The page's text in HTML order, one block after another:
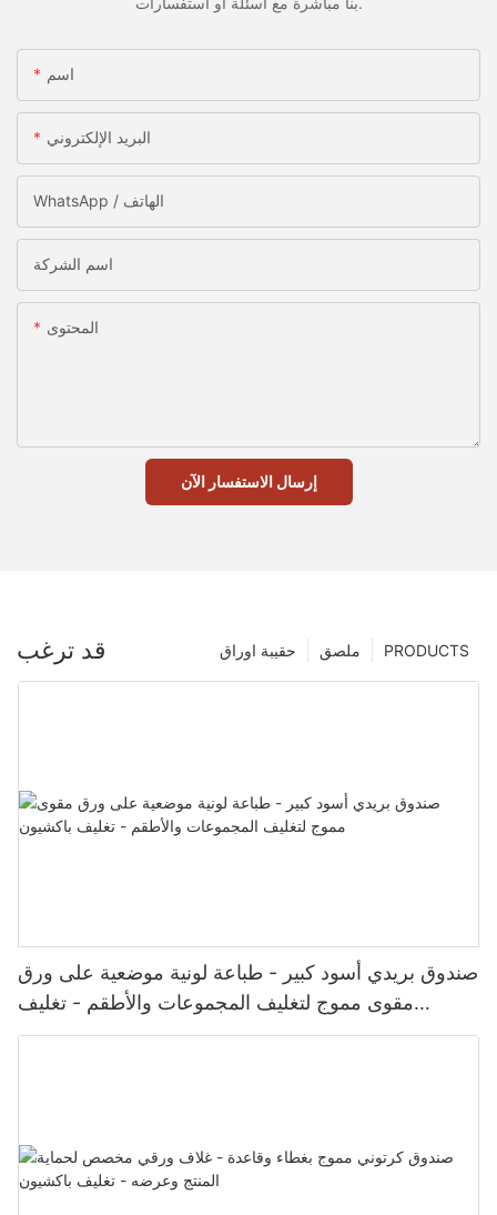
اسم
البريد الإلكتروني
WhatsApp / الهاتف
اسم الشركة
المحتوى
إرسال الاستفسار الآن
قد ترغب PRODUCTS ملصق حقيبة اوراق
صندوق بريدي أسود كبير - طباعة لونية موضعية على ورق
مقوى مموج لتغليف المجموعات والأطقم - تغليف
باكشيون